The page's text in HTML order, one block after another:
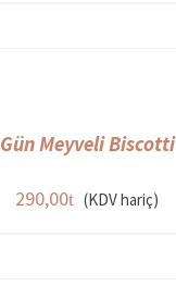
Gün Meyveli Biscotti
290,00 (KDV hariç)